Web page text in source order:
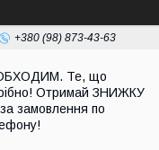
+380 (98) 873-43-63
Те, що
Отримай ЗНИЖКУ
замовлення по